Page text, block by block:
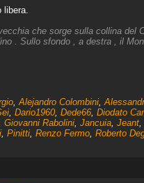
libera.
che sorge sulla collina del
. Sullo sfondo , a destra , il
,Alejandro Colombini,
, Dario1960, Dede66, Diodato
Giovanni Rabolini, Jancuia, Jeant,
, Pinitti, Renzo Fermo, Roberto